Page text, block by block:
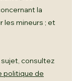
la
les mineurs ; et
sujet, consultez
politique de